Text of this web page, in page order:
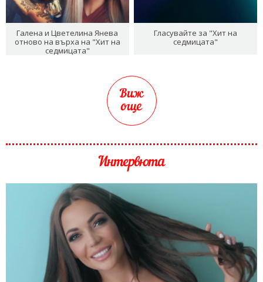
Галена и Цветелина Янева
отново на върха на "Хит на
седмицата"
Гласувайте за "Хит на
седмицата"
Виж
още
Интервюта